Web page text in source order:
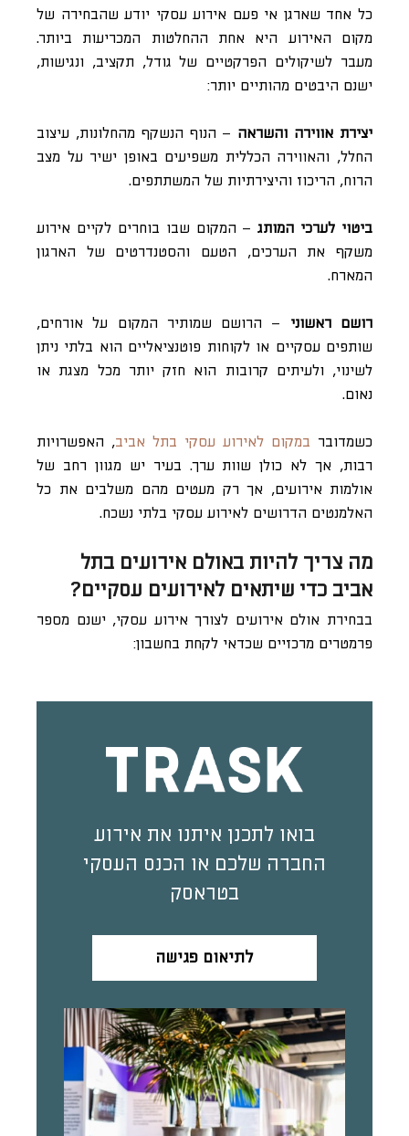
כל אחד שארגן אי פעם אירוע עסקי יודע שהבחירה של
מקום האירוע היא אחת ההחלטות המכריעות ביותר.
מעבר לשיקולים הפרקטיים של גודל, תקציב, ונגישות,
ישנם היבטים מהותיים יותר:
יצירת אווירה והשראה – הנוף הנשקף מהחלונות, עיצוב
החלל, והאווירה הכללית משפיעים באופן ישיר על מצב
הרוח, הריכוז והיצירתיות של המשתתפים.
ביטוי לערכי המותג– המקום שבו בוחרים לקיים אירוע
משקף את הערכים, הטעם והסטנדרטים של הארגון
המארח.
רושם ראשוני – הרושם שמותיר המקום על אורחים,
שותפים עסקיים או לקוחות פוטנציאליים הוא בלתי ניתן
לשינוי, ולעיתים קרובות הוא חזק יותר מכל מצגת או
נאום.
כשמדובר במקום לאירוע עסקי בתל אביב, האפשרויות
רבות, אך לא כולן שוות ערך. בעיר יש מגוון רחב של
אולמות אירועים, אך רק מעטים מהם משלבים את כל
האלמנטים הדרושים לאירוע עסקי בלתי נשכח.
מה צריך להיות באולם אירועים בתל
אביב כדי שיתאים לאירועים עסקיים?
בבחירת אולם אירועים לצורך אירוע עסקי, ישנם מספר
פרמטרים מרכזיים שכדאי לקחת בחשבון:
בואו לתכנן איתנו את אירוע
החברה שלכם או הכנס העסקי
בטראסק
לתיאום פגישה